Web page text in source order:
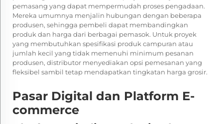
pemasang yang dapat mempermudah proses pengadaan.
Mereka umumnya menjalin hubungan dengan beberapa
produsen, sehingga pembeli dapat membandingkan
produk dan harga dari berbagai pemasok. Untuk proyek
yang membutuhkan spesifikasi produk campuran atau
jumlah kecil yang tidak memenuhi minimum pesanan
produsen, distributor menyediakan opsi pemesanan yang
fleksibel sambil tetap mendapatkan tingkatan harga grosir.
Pasar Digital dan Platform E-
commerce